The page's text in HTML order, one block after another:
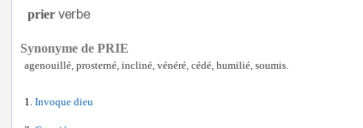
prier
Synonyme de PRIE
agenouillé, prosterné, incliné, vénéré, cédé, humilié, soumis.
Invoque dieu